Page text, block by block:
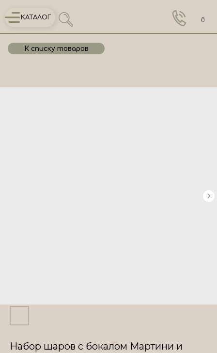
КАТАЛОГ 0
К списку товаров
Набор шаров с бокалом Мартини и